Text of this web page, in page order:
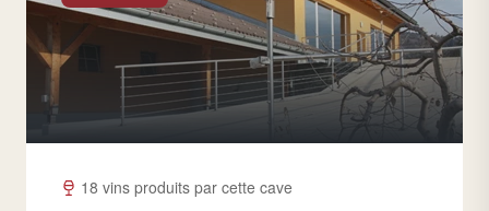
18 vins produits par cette cave